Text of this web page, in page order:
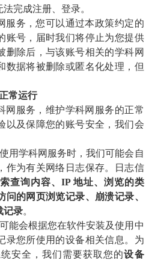
完成注册、登录。
服务，您可以通过本政策约定的
账号，届时我们将停止为您提供
删除后，与该账号相关的学科网
数据将被删除或匿名化处理，但
常运行
网服务，维护学科网服务的正常
以及保障您的账号安全，我们会
用学科网服务时，我们可能会自
作为有关网络日志保存。日志信
查询内容、IP 地址、浏览的类
的网页浏览记录、崩溃记录、
记录。
能会根据您在软件安装及使用中
录您所使用的设备相关信息。为
安全，我们需要获取您的设备